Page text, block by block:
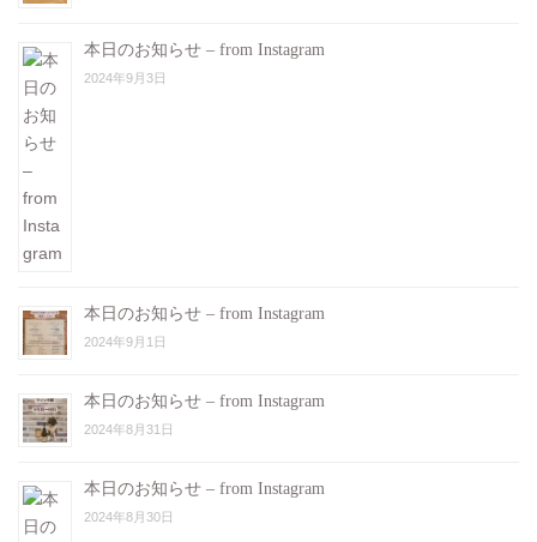
本日のお知らせ – from Instagram
2024年9月3日
本日のお知らせ – from Instagram
2024年9月1日
本日のお知らせ – from Instagram
2024年8月31日
本日のお知らせ – from Instagram
2024年8月30日